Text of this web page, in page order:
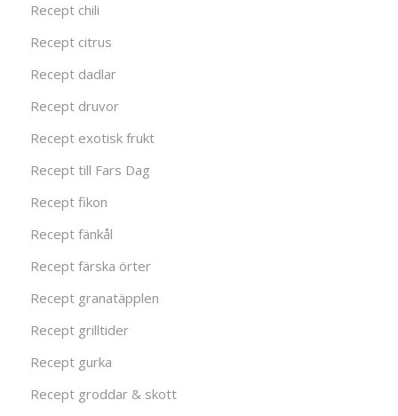
Recept chili
Recept citrus
Recept dadlar
Recept druvor
Recept exotisk frukt
Recept till Fars Dag
Recept fikon
Recept fänkål
Recept färska örter
Recept granatäpplen
Recept grilltider
Recept gurka
Recept groddar & skott